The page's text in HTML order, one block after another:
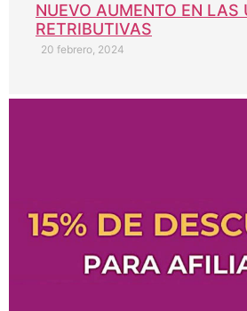
NUEVO AUMENTO EN LAS
RETRIBUTIVAS
20 febrero, 2024